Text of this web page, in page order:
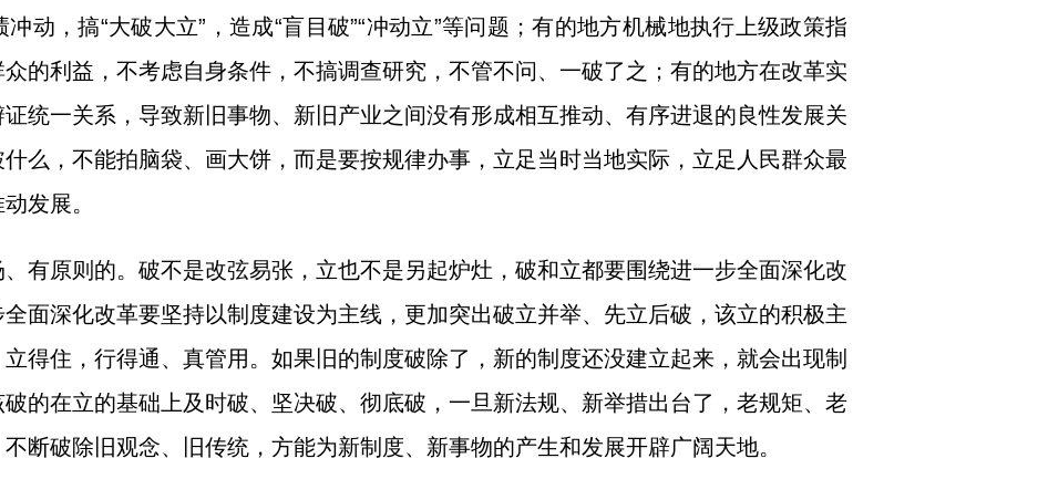
动，搞“大破大立”，造成“盲目破”“冲动立”等问题；有的地方机械地执行上级政策指
的利益，不考虑自身条件，不搞调查研究，不管不问、一破了之；有的地方在改革实
统一关系，导致新旧事物、新旧产业之间没有形成相互推动、有序进退的良性发展关
么，不能拍脑袋、画大饼，而是要按规律办事，立足当时当地实际，立足人民群众最
发展。
有原则的。破不是改弦易张，立也不是另起炉灶，破和立都要围绕进一步全面深化改
面深化改革要坚持以制度建设为主线，更加突出破立并举、先立后破，该立的积极主
得住，行得通、真管用。如果旧的制度破除了，新的制度还没建立起来，就会出现制
的在立的基础上及时破、坚决破、彻底破，一旦新法规、新举措出台了，老规矩、老
断破除旧观念、旧传统，方能为新制度、新事物的产生和发展开辟广阔天地。